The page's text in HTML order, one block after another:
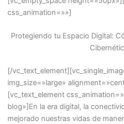
css_animation=»»]
Protegiendo tu Espacio Digital:
[/
img_size=»large»
[vc_text_element
blog»]En la era digital, la
mejorado nuestras vidas de